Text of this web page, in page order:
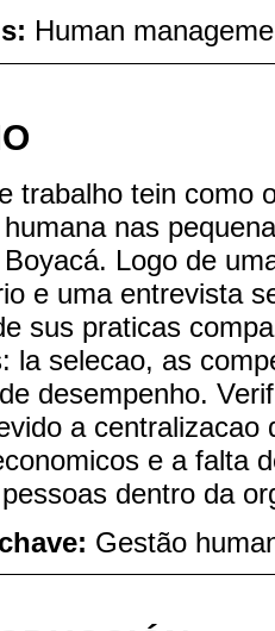
Human
trabalho tein como
nas
Logo de
e uma entrevista
sus praticas
la selecao, as
desempenho.
a
e a falta
dentro da
Gestão